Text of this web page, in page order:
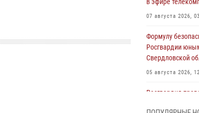
07 августа 2026,
Формулу
Росгвардии
Свердловской
05 августа 2026,
Росгвардия